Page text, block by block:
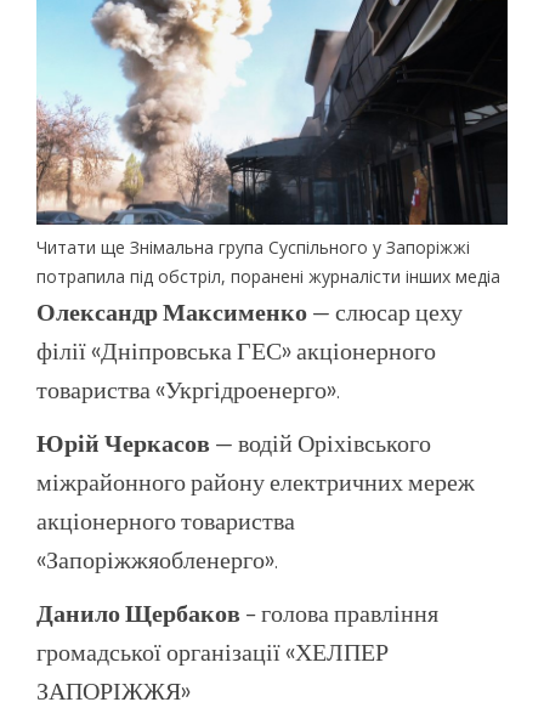
Читати ще Знімальна група Суспільного у Запоріжжі
потрапила під обстріл, поранені журналісти інших медіа
Олександр Максименко— слюсар цеху
філії «Дніпровська ГЕС» акціонерного
товариства «Укргідроенерго».
Юрій Черкасов— водій Оріхівського
міжрайонного району електричних мереж
акціонерного товариства
«Запоріжжяобленерго».
Данило Щербаков– голова правління
громадської організації «ХЕЛПЕР
ЗАПОРІЖЖЯ»